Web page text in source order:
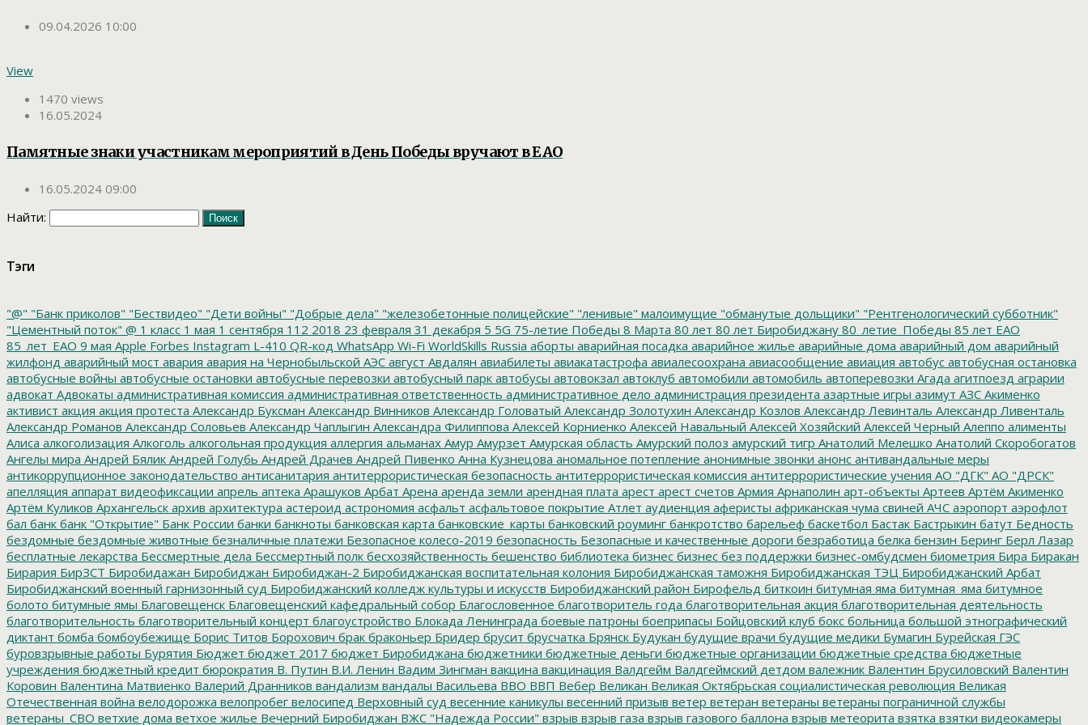
09.04.2026 10:00
View
1470 views
16.05.2024
Памятные знаки участникам мероприятий в День Победы вручают в ЕАО
16.05.2024 09:00
Найти:
Тэги
"@" "Банк приколов" "Бествидео" "Дети войны" "Добрые дела" "железобетонные полицейские" "ленивые" малоимущие "обманутые дольщики" "Рентгенологический субботник"
"Цементный поток" @ 1 класс 1 мая 1 сентября 112 2018 23 февраля 31 декабря 5 5G 75-летие Победы 8 Марта 80 лет 80 лет Биробиджану 80_летие_Победы 85 лет ЕАО
85_лет_ЕАО 9 мая Apple Forbes Instagram L-410 QR-код WhatsApp Wi-Fi WorldSkills Russia аборты аварийная посадка аварийное жилье аварийные дома аварийный дом аварийный
жилфонд аварийный мост авария авария на Чернобыльской АЭС август Авдалян авиабилеты авиакатастрофа авиалесоохрана авиасообщение авиация автобус автобусная остановка
автобусные войны автобусные остановки автобусные перевозки автобусный парк автобусы автовокзал автоклуб автомобили автомобиль автоперевозки Агада агитпоезд аграрии
адвокат Адвокаты административная комиссия административная ответственность административное дело администрация президента азартные игры азимут АЗС Акименко
активист акция акция протеста Александр Буксман Александр Винников Александр Головатый Александр Золотухин Александр Козлов Александр Левинталь Александр Ливенталь
Александр Романов Александр Соловьев Александр Чаплыгин Александра Филиппова Алексей Корниенко Алексей Навальный Алексей Хозяйский Алексей Черный Алеппо алименты
Алиса алкоголизация Алкоголь алкогольная продукция аллергия альманах Амур Амурзет Амурская область Амурский полоз амурский тигр Анатолий Мелешко Анатолий Скоробогатов
Ангелы мира Андрей Бялик Андрей Голубь Андрей Драчев Андрей Пивенко Анна Кузнецова аномальное потепление анонимные звонки анонс антивандальные меры
антикоррупционное законодательство антисанитария антитеррористическая безопасность антитеррористическая комиссия антитеррористические учения АО "ДГК" АО "ДРСК"
апелляция аппарат видеофиксации апрель аптека Арашуков Арбат Арена аренда земли арендная плата арест арест счетов Армия Арнаполин арт-объекты Артеев Артём Акименко
Артём Куликов Архангельск архив архитектура астероид астрономия асфальт асфальтовое покрытие Атлет аудиенция аферисты африканская чума свиней АЧС аэропорт аэрофлот
бал банк банк "Открытие" Банк России банки банкноты банковская карта банковские_карты банковский роуминг банкротство барельеф баскетбол Бастак Бастрыкин батут Бедность
бездомные бездомные животные безналичные платежи Безопасное колесо-2019 безопасность Безопасные и качественные дороги безработица белка бензин Беринг Берл Лазар
бесплатные лекарства Бессмертные дела Бессмертный полк бесхозяйственность бешенство библиотека бизнес бизнес без поддержки бизнес-омбудсмен биометрия Бира Биракан
Бирария БирЗСТ Биробидажан Биробиджан Биробиджан-2 Биробиджанская воспитательная колония Биробиджанская таможня Биробиджанская ТЭЦ Биробиджанский Арбат
Биробиджанский военный гарнизонный суд Биробиджанский колледж культуры и искусств Биробиджанский район Бирофельд биткоин битумная яма битумная_яма битумное
болото битумные ямы Благовещенск Благовещенский кафедральный собор Благословенное благотворитель года благотворительная акция благотворительная деятельность
благотворительность благотворительный концерт благоустройство Блокада Ленинграда боевые патроны боеприпасы Бойцовский клуб бокс больница большой этнографический
диктант бомба бомбоубежище Борис Титов Борохович брак браконьер Бридер брусит брусчатка Брянск Будукан будущие врачи будущие медики Бумагин Бурейская ГЭС
буровзрывные работы Бурятия Бюджет бюджет 2017 бюджет Биробиджана бюджетники бюджетные деньги бюджетные организации бюджетные средства бюджетные
учреждения бюджетный кредит бюрократия В. Путин В.И. Ленин Вадим Зингман вакцина вакцинация Валдгейм Валдгеймский детдом валежник Валентин Брусиловский Валентин
Коровин Валентина Матвиенко Валерий Дранников вандализм вандалы Васильева ВВО ВВП Вебер Великан Великая Октябрьская социалистическая революция Великая
Отечественная война велодорожка велопробег велосипед Верховный суд весенние каникулы весенний призыв ветер ветеран ветераны ветераны пограничной службы
ветераны_СВО ветхие дома ветхое жилье Вечерний Биробиджан ВЖС "Надежда России" взрыв взрыв газа взрыв газового баллона взрыв метеорита взятка взятки видеокамеры